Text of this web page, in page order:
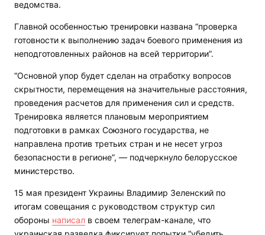
ведомства.
Главной особенностью тренировки названа “проверка
готовности к выполнению задач боевого применения из
неподготовленных районов на всей территории”.
“Основной упор будет сделан на отработку вопросов
скрытности, перемещения на значительные расстояния,
проведения расчетов для применения сил и средств.
Тренировка является плановым мероприятием
подготовки в рамках Союзного государства, не
направлена против третьих стран и не несет угроз
безопасности в регионе”, — подчеркнуло белорусское
министерство.
15 мая президент Украины Владимир Зеленский по
итогам совещания с руководством структур сил
обороны написал в своем телеграм-канале, что